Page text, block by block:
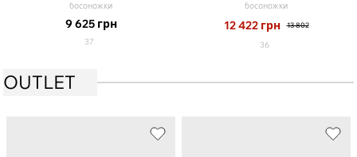
босоножки
9 625 грн
37
босоножки
12 422 грн 13 802
36
OUTLET